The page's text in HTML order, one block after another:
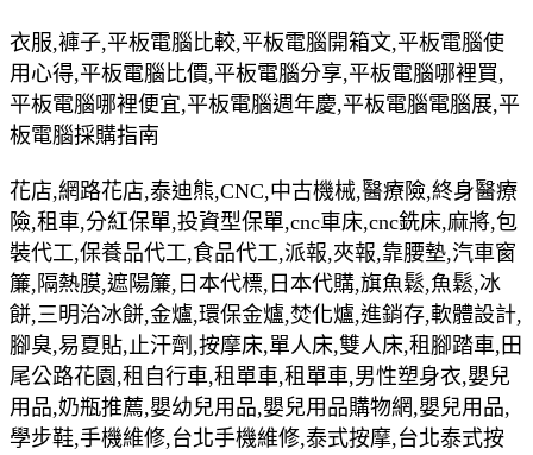
衣服,褲子,平板電腦比較,平板電腦開箱文,平板電腦使
用心得,平板電腦比價,平板電腦分享,平板電腦哪裡買,
平板電腦哪裡便宜,平板電腦週年慶,平板電腦電腦展,平
板電腦採購指南
花店,網路花店,泰迪熊,CNC,中古機械,醫療險,終身醫療
險,租車,分紅保單,投資型保單,cnc車床,cnc銑床,麻將,包
裝代工,保養品代工,食品代工,派報,夾報,靠腰墊,汽車窗
簾,隔熱膜,遮陽簾,日本代標,日本代購,旗魚鬆,魚鬆,冰
餅,三明治冰餅,金爐,環保金爐,焚化爐,進銷存,軟體設計,
腳臭,易夏貼,止汗劑,按摩床,單人床,雙人床,租腳踏車,田
尾公路花園,租自行車,租單車,租單車,男性塑身衣,嬰兒
用品,奶瓶推薦,嬰幼兒用品,嬰兒用品購物網,嬰兒用品,
學步鞋,手機維修,台北手機維修,泰式按摩,台北泰式按